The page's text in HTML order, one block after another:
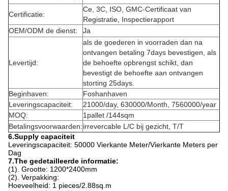
Certificatie:
Ce, 3C, ISO, GMC-Certificaat van
Registratie, Inspectierapport
OEM/ODM de dienst:
Ja
Levertijd:
als de goederen in voorraden dan na
ontvangen betaling 7days bevestigen, als
de behoefte opbrengst schikt, dan
bevestigt de behoefte aan ontvangen
storting 25days.
Beginhaven:
Foshanhaven
Leveringscapaciteit:
21000/day, 630000/Month, 7560000/year
MOQ:
1pallet /144sqm
Betalingsvoorwaarden:irrevercable L/C bij gezicht, T/T
6.Supply capaciteit
Leveringscapaciteit: 50000 Vierkante Meter/Vierkante Meters per
Dag
7.The gedetailleerde informatie:
(1). Grootte: 1200*2400mm
(2). Verpakking:
Hoeveelheid: 1 pieces/2.88sq.m